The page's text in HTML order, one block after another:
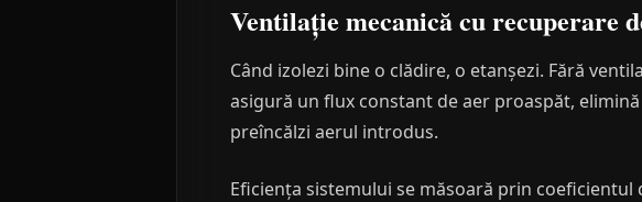
Ventilație mecanică cu recuperare
Când izolezi bine o clădire, o etanșezi. Fără
asigură un flux constant de aer proaspăt,
preîncălzi aerul introdus.
Eficiența sistemului se măsoară prin